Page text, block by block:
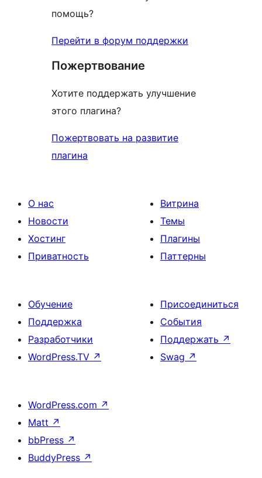
помощь?
Перейти в форум поддержки
Пожертвование
Хотите поддержать улучшение
этого плагина?
Пожертвовать на развитие
плагина
О нас
Новости
Хостинг
Приватность
Витрина
Темы
Плагины
Паттерны
Обучение
Поддержка
Разработчики
WordPress.TV ↗
Присоединиться
События
Поддержать ↗
Swag ↗
WordPress.com ↗
Matt ↗
bbPress ↗
BuddyPress ↗